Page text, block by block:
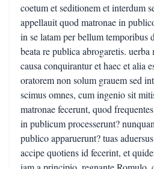
coetum et seditionem et interdum
appellauit quod matronae in
in se latam per bellum temporibus
beata re publica abrogaretis. uerba
causa conquirantur et haec et alia
oratorem non solum grauem sed
scimus omnes, cum ingenio sit
matronae fecerunt, quod
in publicum processerunt?
publico apparuerunt? tuas
accipe quotiens id fecerint, et